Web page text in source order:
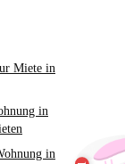
Miete in
in
in